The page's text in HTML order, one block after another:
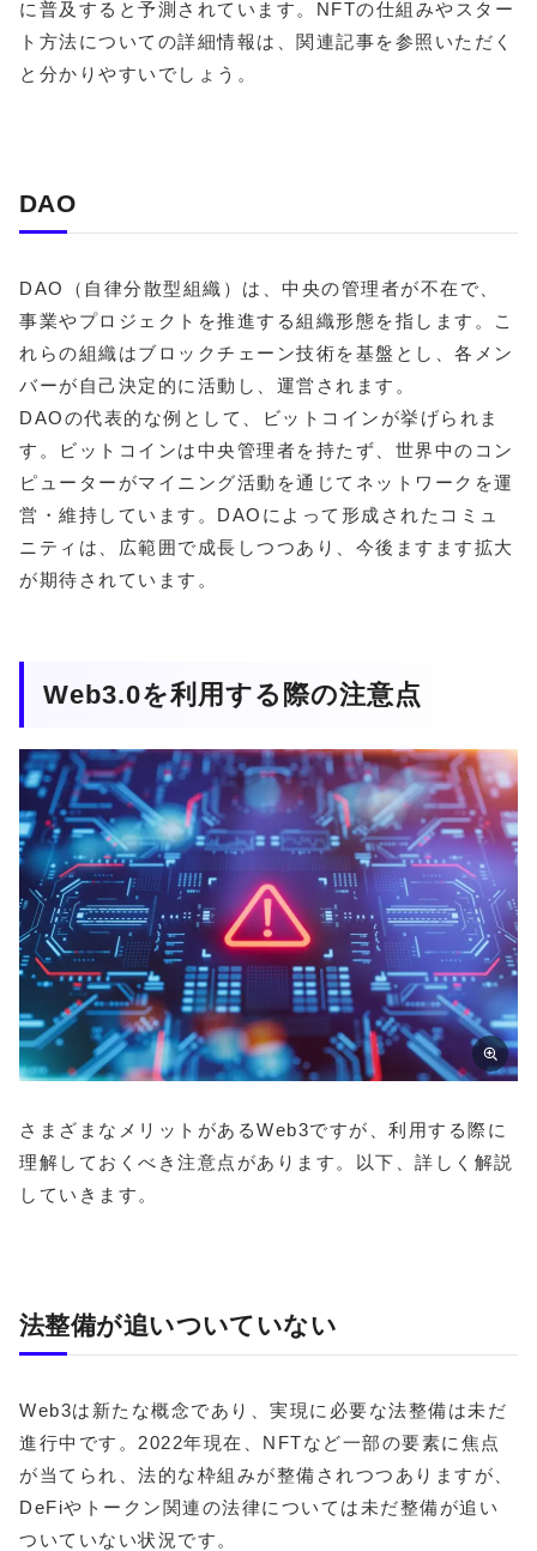
に普及すると予測されています。NFTの仕組みやスター
ト方法についての詳細情報は、関連記事を参照いただく
と分かりやすいでしょう。
DAO
DAO（自律分散型組織）は、中央の管理者が不在で、
事業やプロジェクトを推進する組織形態を指します。こ
れらの組織はブロックチェーン技術を基盤とし、各メン
バーが自己決定的に活動し、運営されます。
DAOの代表的な例として、ビットコインが挙げられま
す。ビットコインは中央管理者を持たず、世界中のコン
ピューターがマイニング活動を通じてネットワークを運
営・維持しています。 DAOによって形成されたコミュ
ニティは、広範囲で成長しつつあり、今後ますます拡大
が期待されています。
Web3.0を利用する際の注意点
さまざまなメリットがあるWeb3ですが、利用する際に
理解しておくべき注意点があります。以下、詳しく解説
していきます。
法整備が追いついていない
Web3は新たな概念であり、実現に必要な法整備は未だ
進行中です。2022年現在、NFTなど一部の要素に焦点
が当てられ、法的な枠組みが整備されつつありますが、
DeFiやトークン関連の法律については未だ整備が追い
ついていない状況です。